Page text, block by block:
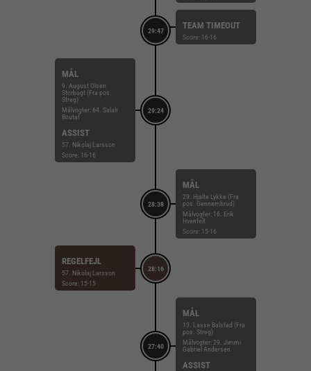
29:47
TEAM TIMEOUT
Score: 16-16
29:24
MÅL
9. August Olsen
Storbugt (Fra pos.
Streg)
Målvogter: 64. Salah
Boutaf
ASSIST
57. Nikolaj Larsson
Score: 16-16
28:38
MÅL
29. Hjalte Lykke (Fra
pos. Gennembrud)
Målvogter: 16. Erik
Hvenfelt
Score: 15-16
28:16
REGELFEJL
57. Nikolaj Larsson
Score: 15-15
27:40
MÅL
13. Lasse Balstad (Fra
pos. Streg)
Målvogter: 29. Jimmi
Gabriel Andersen
ASSIST